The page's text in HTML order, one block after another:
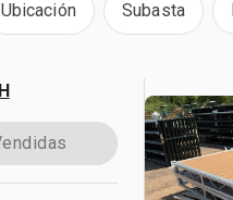
Ubicación Subasta